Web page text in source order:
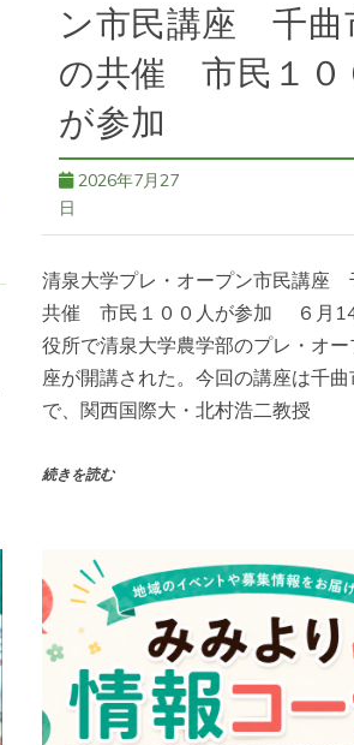
ン市民講座 千曲
の共催 市民１０
が参加
2026年7月27
日
清泉大学プレ・オープン市民講座
共催 市民１００人が参加 ６月
役所で清泉大学農学部のプレ・オ
座が開講された。今回の講座は千
で、関西国際大・北村浩二教授
続きを読む